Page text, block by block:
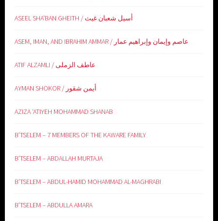
ASEEL SHA’BAN GHEITH / أسيل شعبان غيث
ASEM, IMAN, AND IBRAHIM AMMAR / عاصم وإيمان وإبراهيم عمار
ATIF ALZAMLI / عاطف الزملى
AYMAN SHOKOR / أيمن شقور
AZIZA ‘ATIYEH MOHAMMAD SHANAB
B’TSELEM – 7 MEMBERS OF THE KAWARE FAMILY
B’TSELEM – ABDALLAH MURTAJA
B’TSELEM – ABDUL-HAMID MOHAMMAD AL-MAGHRABI
B’TSELEM – ABDULLA AMARA